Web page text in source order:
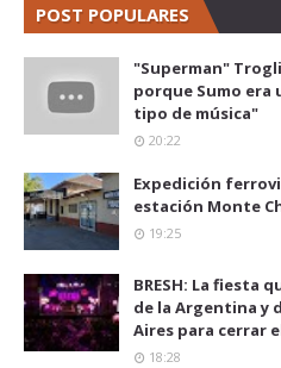
POST POPULARES
"Superman"
porque Sumo era
tipo de música"
20:22
Expedición
estación Monte
19:25
BRESH: La fiesta
de la Argentina y
Aires para cerrar
18:28